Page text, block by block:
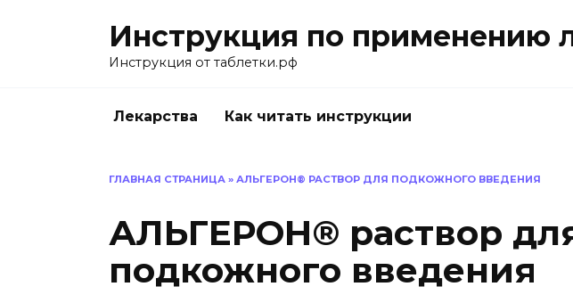
Инструкция по применению
Инструкция от таблетки.рф
Лекарства Как читать инструкции
ГЛАВНАЯ СТРАНИЦА » АЛЬГЕРОН® РАСТВОР ДЛЯ ПОДКОЖНОГО ВВЕДЕНИЯ
АЛЬГЕРОН® раствор
подкожного введения